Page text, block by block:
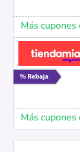
Más
Más cupones